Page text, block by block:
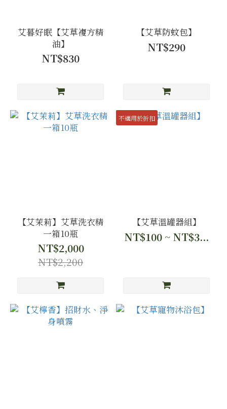
艾暮好眠【艾草複方精
油】
NT$830
【艾草防蚊包】
NT$290
【艾茉莉】艾草洗衣精
一箱10瓶
NT$2,000
NT$2,200
不適用於折扣
【艾草溫罐器組】
NT$100 ~ NT$3...